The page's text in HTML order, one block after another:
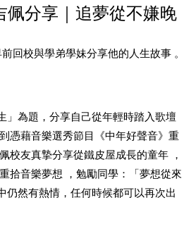
佩分享｜追夢從不嫌晚
回校與學弟學妹分享他的人生故事 。
」為題，分享自己從年輕時踏入歌壇
憑藉音樂選秀節目《中年好聲音》重
校友真摯分享從鐵皮屋成長的童年 ，
拾音樂夢想 ，勉勵同學：「夢想從來
仍然有熱情，任何時候都可以再次出